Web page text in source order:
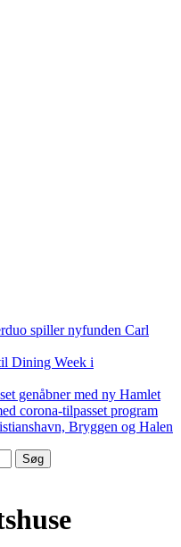
spiller nyfunden Carl
Dining Week i
genåbner med ny Hamlet
corona-tilpasset program
Bryggen og Halen